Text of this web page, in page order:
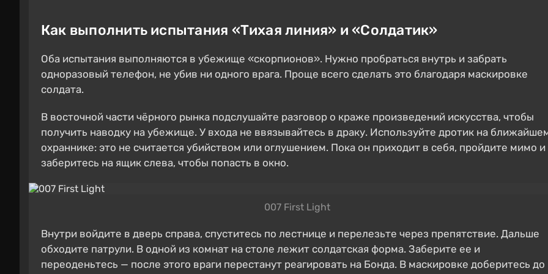
Как выполнить испытания «Тихая линия» и «Солдатик»
Оба испытания выполняются в убежище «скорпионов». Нужно пробраться внутрь и забрать
одноразовый телефон, не убив ни одного врага. Проще всего сделать это благодаря маскировке
солдата.
В восточной части чёрного рынка подслушайте разговор о краже произведений искусства, чтобы
получить наводку на убежище. У входа не ввязывайтесь в драку. Используйте дротик на
охраннике: это не считается убийством или оглушением. Пока он приходит в себя, пройдите мимо и
заберитесь на ящик слева, чтобы попасть в окно.
007 First Light
Внутри войдите в дверь справа, спуститесь по лестнице и перелезьте через препятствие. Дальше
обходите патрули. В одной из комнат на столе лежит солдатская форма. Заберите ее и
переоденьтесь — после этого враги перестанут реагировать на Бонда. В маскировке доберитесь до